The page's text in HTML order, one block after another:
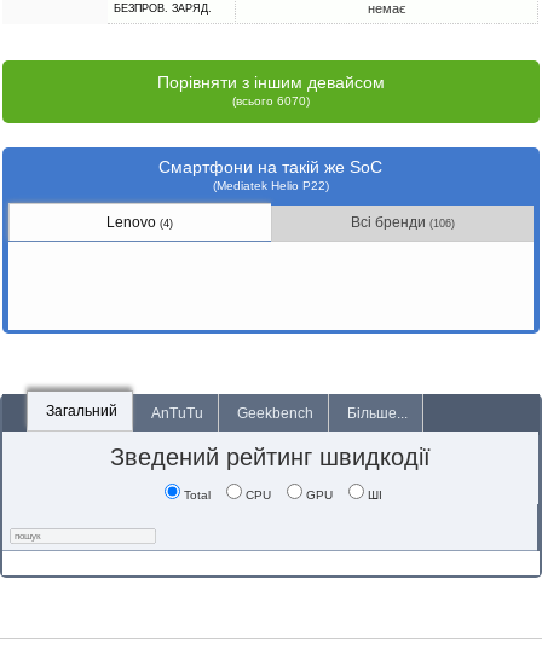
БЕЗПРОВ. ЗАРЯД. немає
Порівняти з іншим девайсом
(всього 6070)
Смартфони на такій же SoC
(Mediatek Helio P22)
Lenovo(4) Всі бренди (106)
Загальний AnTuTu Geekbench Більше...
Зведений рейтинг швидкодії
Total CPU GPU ШІ